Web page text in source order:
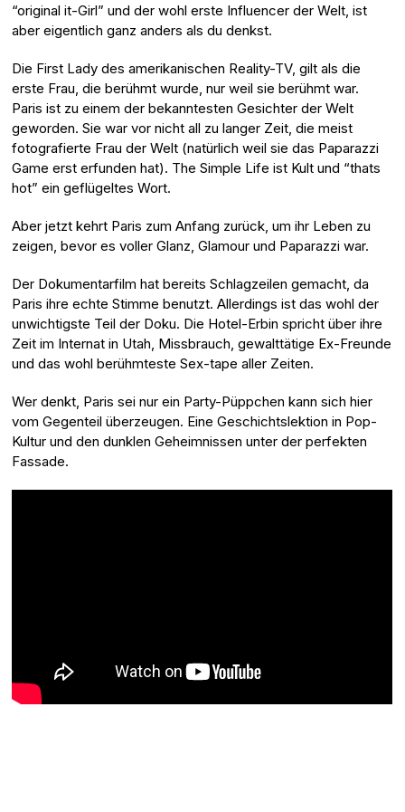
“original it-Girl” und der wohl erste Influencer der Welt, ist
aber eigentlich ganz anders als du denkst.
Die First Lady des amerikanischen Reality-TV, gilt als die
erste Frau, die berühmt wurde, nur weil sie berühmt war.
Paris ist zu einem der bekanntesten Gesichter der Welt
geworden. Sie war vor nicht all zu langer Zeit, die meist
fotografierte Frau der Welt (natürlich weil sie das Paparazzi
Game erst erfunden hat). The Simple Life ist Kult und “thats
hot” ein geflügeltes Wort.
Aber jetzt kehrt Paris zum Anfang zurück, um ihr Leben zu
zeigen, bevor es voller Glanz, Glamour und Paparazzi war.
Der Dokumentarfilm hat bereits Schlagzeilen gemacht, da
Paris ihre echte Stimme benutzt. Allerdings ist das wohl der
unwichtigste Teil der Doku. Die Hotel-Erbin spricht über ihre
Zeit im Internat in Utah, Missbrauch, gewalttätige Ex-Freunde
und das wohl berühmteste Sex-tape aller Zeiten.
Wer denkt, Paris sei nur ein Party-Püppchen kann sich hier
vom Gegenteil überzeugen. Eine Geschichtslektion in Pop-
Kultur und den dunklen Geheimnissen unter der perfekten
Fassade.